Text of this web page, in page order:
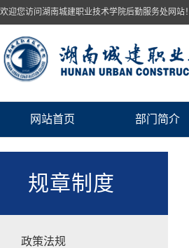
欢迎您访问湖南城建职业技术学院后勤服务处网站！
网站首页 部门简介
规章制度
政策法规